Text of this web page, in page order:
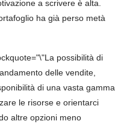
a scrivere è alta.
ha già perso metà
possibilità di
delle vendite,
di una vasta gamma
le risorse e orientarci
altre opzioni meno